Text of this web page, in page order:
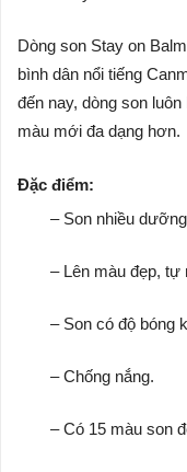
Dòng son Stay on
bình dân nổi tiếng
đến nay, dòng son
màu mới đa dạng hơn.
Đặc điểm:
– Son nhiều
– Lên màu đẹp, tự
– Son có độ bóng
– Chống nắng.
– Có 15 màu son